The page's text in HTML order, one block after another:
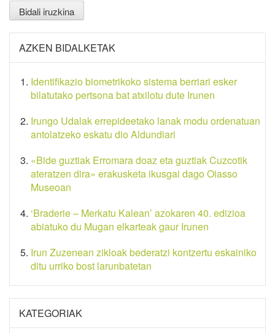
AZKEN BIDALKETAK
Identifikazio biometrikoko sistema berriari esker
bilatutako pertsona bat atxilotu dute Irunen
Irungo Udalak errepideetako lanak modu ordenatuan
antolatzeko eskatu dio Aldundiari
«Bide guztiak Erromara doaz eta guztiak Cuzcotik
ateratzen dira» erakusketa ikusgai dago Oiasso
Museoan
‘Braderie – Merkatu Kalean’ azokaren 40. edizioa
abiatuko du Mugan elkarteak gaur Irunen
Irun Zuzenean zikloak bederatzi kontzertu eskainiko
ditu urriko bost larunbatetan
KATEGORIAK